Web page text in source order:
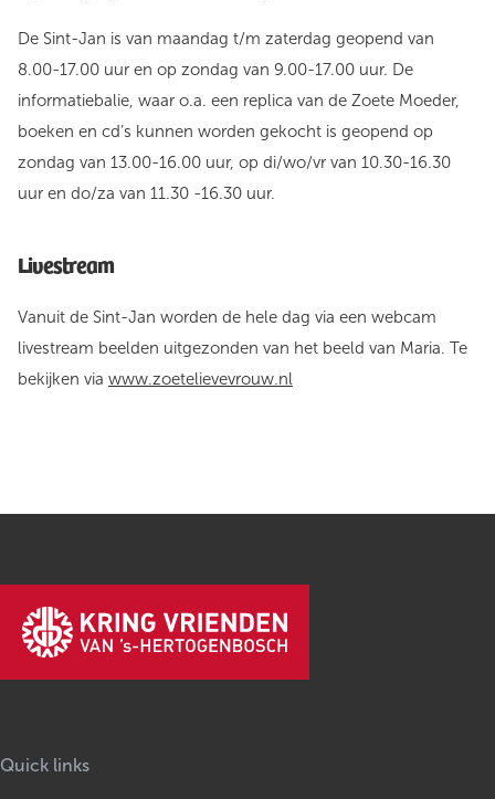
De Sint-Jan is van maandag t/m zaterdag geopend van
8.00-17.00 uur en op zondag van 9.00-17.00 uur. De
informatiebalie, waar o.a. een replica van de Zoete Moeder,
boeken en cd’s kunnen worden gekocht is geopend op
zondag van 13.00-16.00 uur, op di/wo/vr van 10.30-16.30
uur en do/za van 11.30 -16.30 uur.
Livestream
Vanuit de Sint-Jan worden de hele dag via een webcam
livestream beelden uitgezonden van het beeld van Maria. Te
bekijken via www.zoetelievevrouw.nl
Quick links